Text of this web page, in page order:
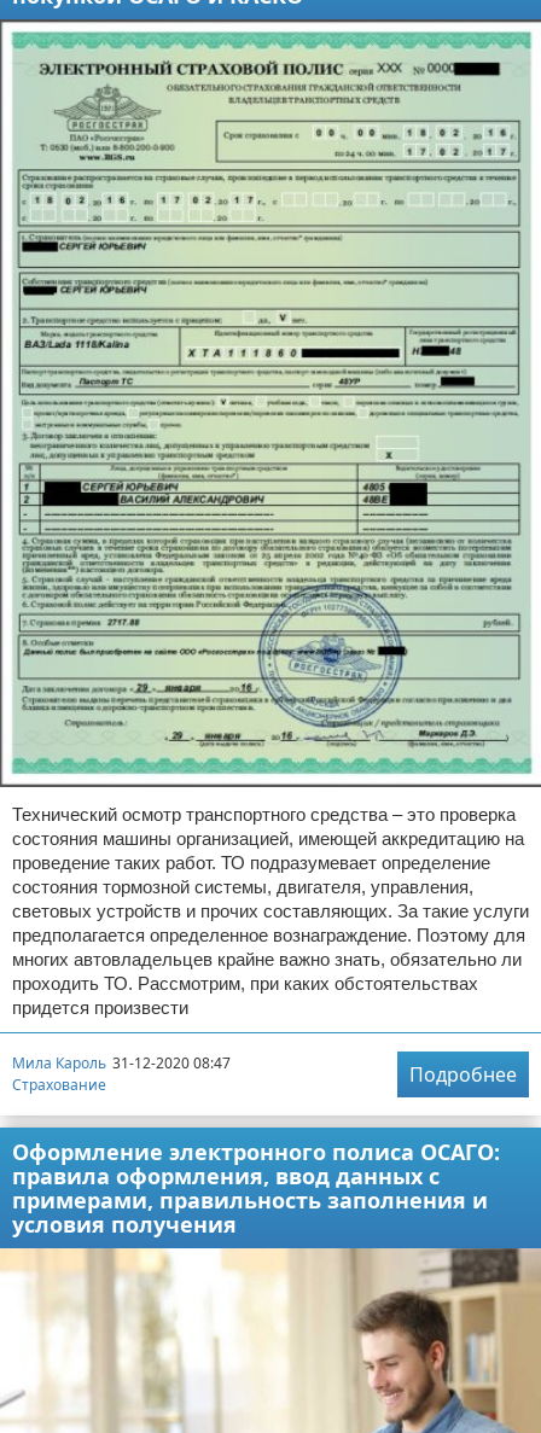
Технический осмотр транспортного средства – это проверка
состояния машины организацией, имеющей аккредитацию на
проведение таких работ. ТО подразумевает определение
состояния тормозной системы, двигателя, управления,
световых устройств и прочих составляющих. За такие услуги
предполагается определенное вознаграждение. Поэтому для
многих автовладельцев крайне важно знать, обязательно ли
проходить ТО. Рассмотрим, при каких обстоятельствах
придется произвести
Мила Кароль 31-12-2020 08:47
Страхование
Подробнее
Оформление электронного полиса ОСАГО:
правила оформления, ввод данных с
примерами, правильность заполнения и
условия получения